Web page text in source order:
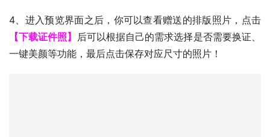
4、进入预览界面之后，你可以查看赠送的排版照片，点击
【下载证件照】
后可以根据自己的需求选择是否需要换证、
一键美颜等功能，最后点击保存对应尺寸的照片！